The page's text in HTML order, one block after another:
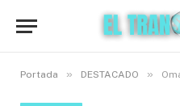
Portada » DESTACADO » Omar